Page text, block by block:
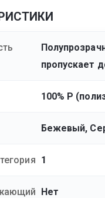
пропускает
100% Р
Бежевый,
1
Нет